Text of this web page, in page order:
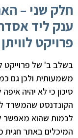
חלק שני –
ענק ליד
פרויקט
בשלב ב' של פרוייקט
משמעותית ולכן גם
סיכון כי לא יהיה
הקונדנסט שהמשרד
לכמות שהוא מאפשר
המיכלים באתר חגית